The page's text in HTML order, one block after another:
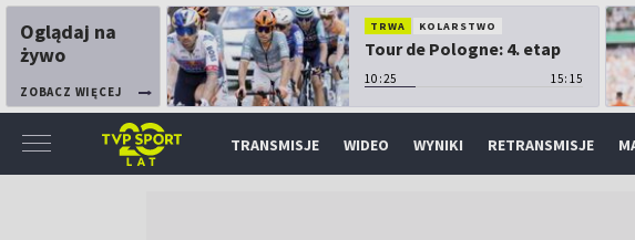
Oglądaj na
żywo
ZOBACZ WIĘCEJ
TRWA KOLARSTWO
Tour de Pologne: 4. etap
10:25 15:15
TRANSMISJE WIDEO WYNIKI RETRANSMISJE